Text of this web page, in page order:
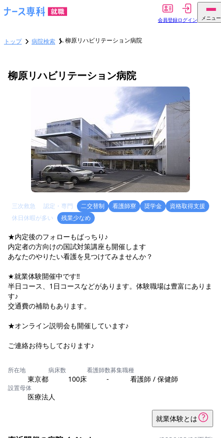
会員登録ログイン メニュー
トップ 病院検索 柳原リハビリテーション病院
柳原リハビリテーション病院
三次救急 認定・専門 二交替制 看護師寮 奨学金
資格取得支援
休日休暇が多い
残業少なめ
★内定後のフォローもばっちり♪
内定者の方向けの国試対策講座も開催します
あなたのやりたい看護を見つけてみませんか？
★就業体験開催中です‼
半日コース、1日コースなどがあります。体験職場は豊富にありま
す♪
交通費の補助もあります。
★オンライン説明会も開催しています♪
ご連絡お待ちしております♪
所在地
東京都
病床数
100床
看護師数
-
募集職種
看護師 / 保健師
設置母体
医療法人
就業体験とは